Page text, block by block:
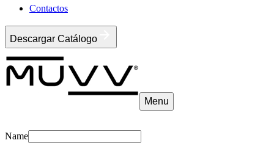
Contactos
Descargar Catálogo
Menu
Name